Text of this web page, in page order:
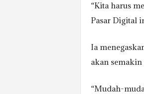
“Kita harus
Pasar Digital
Ia
akan
“Mudah-